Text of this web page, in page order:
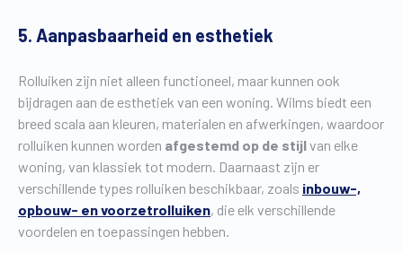
5. Aanpasbaarheid en esthetiek
Rolluiken zijn niet alleen functioneel, maar kunnen ook
bijdragen aan de esthetiek van een woning. Wilms biedt een
breed scala aan kleuren, materialen en afwerkingen, waardoor
rolluiken kunnen worden afgestemd op de stijlvan elke
woning, van klassiek tot modern. Daarnaast zijn er
verschillende types rolluiken beschikbaar, zoals inbouw-,
opbouw- en voorzetrolluiken, die elk verschillende
voordelen en toepassingen hebben.